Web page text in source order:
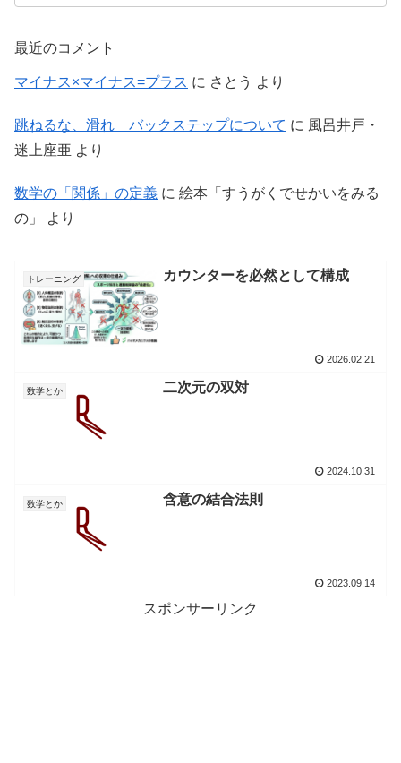
最近のコメント
マイナス×マイナス=プラス に さとう より
跳ねるな、滑れ バックステップについて に 風呂井戸・
迷上座亜 より
数学の「関係」の定義 に 絵本「すうがくでせかいをみる
の」
より
トレーニング カウンターを必然として構成
2026.02.21
数学とか 二次元の双対
2024.10.31
数学とか 含意の結合法則
2023.09.14
スポンサーリンク